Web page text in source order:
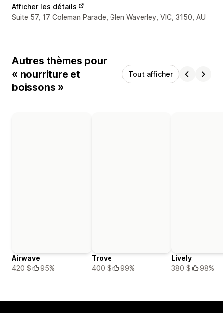
Afficher les détails
Coordonnées du concepteur
Suite 57, 17 Coleman Parade, Glen Waverley, VIC, 3150, AU
Autres thèmes pour
« nourriture et
boissons »
Tout afficher
Airwave
420 $
95%
Trove
400 $
99%
Lively
380 $
98%